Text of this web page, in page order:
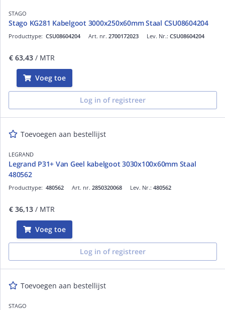
STAGO
Stago KG281 Kabelgoot 3000x250x60mm Staal CSU08604204
Art. nr. 2700172023
Producttype: CSU08604204 Lev. Nr.: CSU08604204
€ 63,43 / MTR
Voeg toe
Log in of registreer
Toevoegen aan bestellijst
LEGRAND
Legrand P31+ Van Geel kabelgoot 3030x100x60mm Staal
480562
Art. nr. 2850320068
Producttype: 480562 Lev. Nr.: 480562
€ 36,13 / MTR
Voeg toe
Log in of registreer
Toevoegen aan bestellijst
STAGO